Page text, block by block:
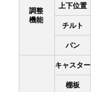
調整
機能
上下位置
チルト
パン
キャスター
棚板